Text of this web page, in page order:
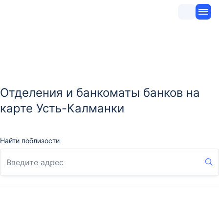
Отделения и банкоматы банков на
карте Усть-Калманки
Найти поблизости